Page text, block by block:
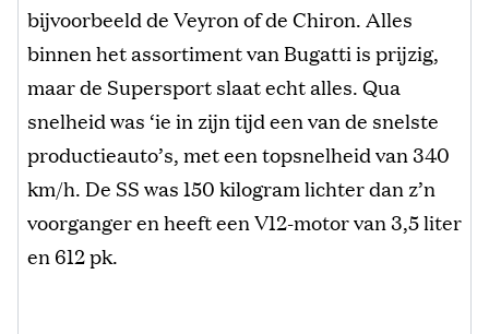
bijvoorbeeld de Veyron of de Chiron. Alles
binnen het assortiment van Bugatti is prijzig,
maar de Supersport slaat echt alles. Qua
snelheid was ‘ie in zijn tijd een van de snelste
productieauto’s, met een topsnelheid van 340
km/h. De SS was 150 kilogram lichter dan z’n
voorganger en heeft een V12-motor van 3,5 liter
en 612 pk.